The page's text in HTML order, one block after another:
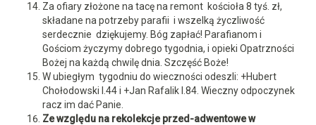
Za ofiary złożone na tacę na remont kościoła 8 tyś. zł,
składane na potrzeby parafii i wszelką życzliwość
serdecznie dziękujemy. Bóg zapłać! Parafianom i
Gościom życzymy dobrego tygodnia, i opieki Opatrzności
Bożej na każdą chwilę dnia. Szczęść Boże!
W ubiegłym tygodniu do wieczności odeszli: +Hubert
Chołodowski l.44 i +Jan Rafalik l.84. Wieczny odpoczynek
racz im dać Panie.
Ze względu na rekolekcje przed-adwentowe w